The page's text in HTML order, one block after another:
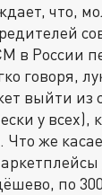
что,
в России
говоря,
выйти из
у
же
по